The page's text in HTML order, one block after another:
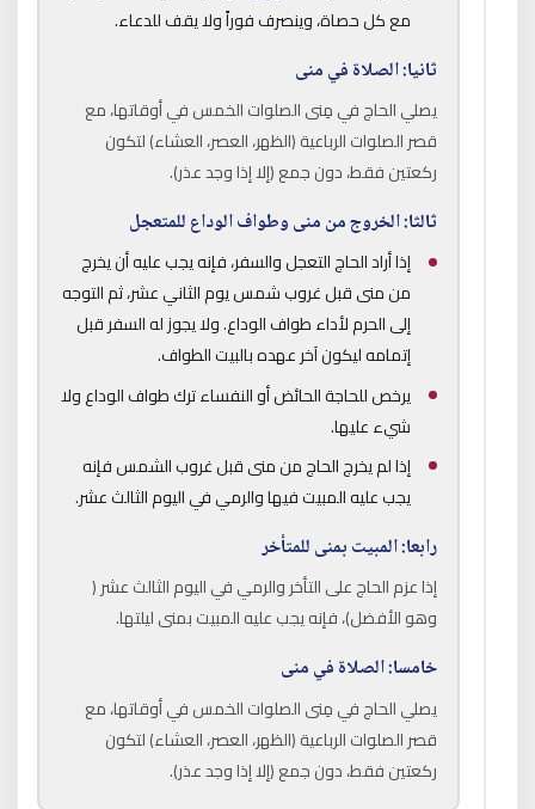
مع كل حصاة، وينصرف فوراً ولا يقف للدعاء.
ثانيا: الصلاة في منى
يصلي الحاج في مِنى الصلوات الخمس في أوقاتها، مع
قصر الصلوات الرباعية (الظهر، العصر، العشاء) لتكون
ركعتين فقط، دون جمع (إلا إذا وجد عذر).
ثالثا: الخروج من منى وطواف الوداع للمتعجل
إذا أراد الحاج التعجل والسفر، فإنه يجب عليه أن يخرج
من منى قبل غروب شمس يوم الثاني عشر، ثم التوجه
إلى الحرم لأداء طواف الوداع. ولا يجوز له السفر قبل
إتمامه ليكون آخر عهده بالبيت الطواف.
يرخص للحاجة الحائض أو النفساء ترك طواف الوداع ولا
شيء عليها.
إذا لم يخرج الحاج من منى قبل غروب الشمس فإنه
يجب عليه المبيت فيها والرمي في اليوم الثالث عشر.
رابعا: المبيت بمنى للمتأخر
إذا عزم الحاج على التأخر والرمي في اليوم الثالث عشر (
وهو الأفضل)، فإنه يجب عليه المبيت بمنى ليلتها.
خامسا: الصلاة في منى
يصلي الحاج في مِنى الصلوات الخمس في أوقاتها، مع
قصر الصلوات الرباعية (الظهر، العصر، العشاء) لتكون
ركعتين فقط، دون جمع (إلا إذا وجد عذر).